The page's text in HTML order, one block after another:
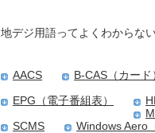
地デジ用語ってよくわからな
AACS B-CAS（カード
EPG（電子番組表）
SCMS
Windows Aero